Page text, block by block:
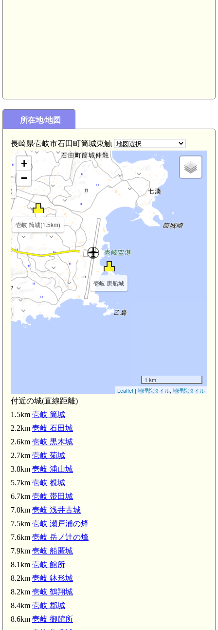
所在地/地図
長崎県壱岐市石田町筒城東触
壱岐 唐船城
壱岐 筒城(1.5km)
+
−
1 km
Leaflet | 地理院タイル, 地理院タイル
付近の城(直線距離)
1.5km 壱岐 筒城
2.2km 壱岐 石田城
2.6km 壱岐 黒木城
2.7km 壱岐 菊城
3.8km 壱岐 浦山城
5.7km 壱岐 覩城
6.7km 壱岐 帯田城
7.0km 壱岐 浅井古城
7.5km 壱岐 瀬戸浦の烽
7.6km 壱岐 岳ノ辻の烽
7.9km 壱岐 船匿城
8.1km 壱岐 館所
8.2km 壱岐 鉢形城
8.2km 壱岐 鶴翔城
8.4km 壱岐 郡城
8.6km 壱岐 御館所